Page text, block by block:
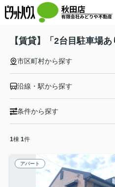
【賃貸】「2台目駐車場
市区町村から探す
沿線・駅から探す
条件から探す
1棟 1件
アパート